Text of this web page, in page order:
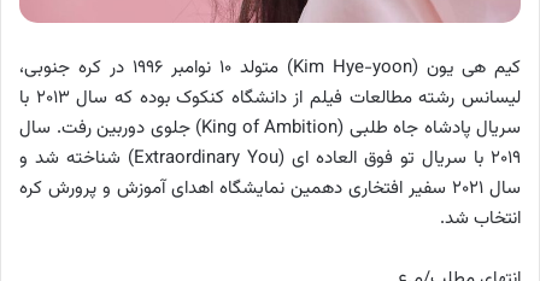
کیم هی یون (Kim Hye-yoon) متولد ۱۰ نوامبر ۱۹۹۶ در کره جنوبی،
لیسانس رشته مطالعات فیلم از دانشگاه کنکوک بوده که سال ۲۰۱۳ با
سریال پادشاه جاه طلبی (King of Ambition) جلوی دوربین رفت. سال
۲۰۱۹ با سریال تو فوق العاده ای (Extraordinary You) شناخته شد و
سال ۲۰۲۱ سفیر افتخاری دهمین نمایشگاه اهدای آموزش و پرورش کره
انتخاب شد.